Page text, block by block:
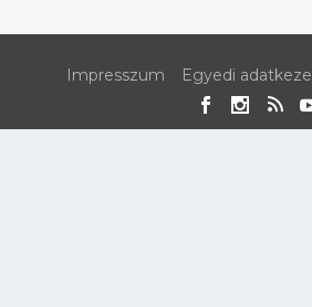
Impresszum Egyedi